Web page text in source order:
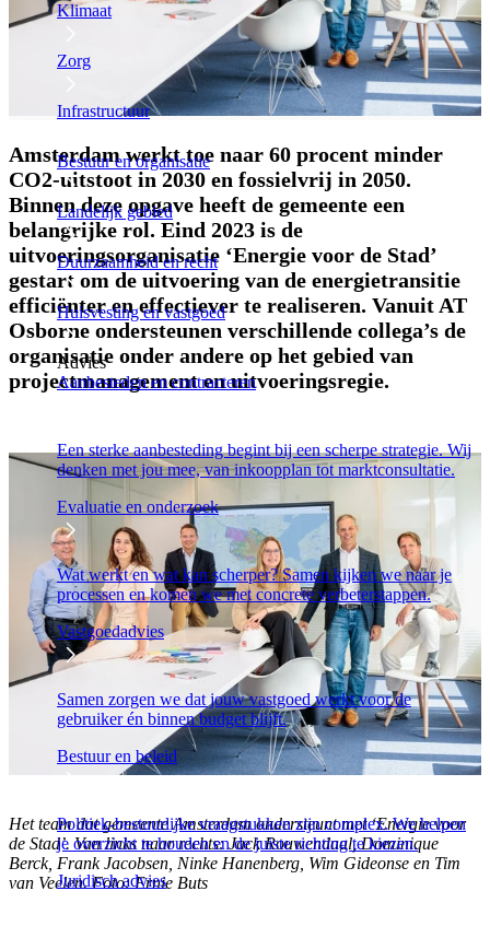
Klimaat
Zorg
Infrastructuur
Bestuur en organisatie
Landelijk gebied
Duurzaamheid en recht
Huisvesting en vastgoed
Advies
Aanbesteden en contracteren
Een sterke aanbesteding begint bij een scherpe strategie. Wij
denken met jou mee, van inkoopplan tot marktconsultatie.
Evaluatie en onderzoek
Wat werkt en wat kan scherper? Samen kijken we naar je
processen en komen we met concrete verbeterstappen.
Vastgoedadvies
Samen zorgen we dat jouw vastgoed werkt voor de
gebruiker én binnen budget blijft.
Bestuur en beleid
Politiek-bestuurlijke vraagstukken zijn complex. We helpen
je overzicht te houden en de juiste richting te kiezen.
Juridisch advies
Amsterdam werkt toe naar 60 procent minder
CO2-uitstoot in 2030 en fossielvrij in 2050.
Binnen deze opgave heeft de gemeente een
belangrijke rol. Eind 2023 is de
uitvoeringsorganisatie ‘Energie voor de Stad’
gestart om de uitvoering van de energietransitie
efficiënter en effectiever te realiseren. Vanuit AT
Osborne ondersteunen verschillende collega’s de
organisatie onder andere op het gebied van
projectmanagement en uitvoeringsregie.
Het team dat gemeente Amsterdam ondersteunt met ‘Energie voor
de Stad’. Van links naar rechts: Jack Rouwendaal, Dominique
Berck, Frank Jacobsen, Ninke Hanenberg, Wim Gideonse en Tim
van Veelen. Foto: Ernie Buts